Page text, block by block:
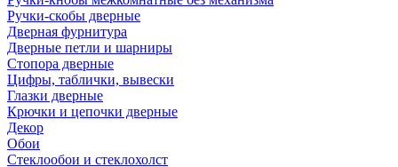
Ручки-скобы дверные
Дверная фурнитура
Дверные петли и шарниры
Стопора дверные
Цифры, таблички, вывески
Глазки дверные
Крючки и цепочки дверные
Декор
Обои
Стеклообои и стеклохолст